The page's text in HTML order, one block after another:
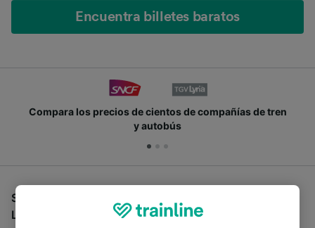
Encuentra billetes baratos
Compara los precios de cientos de compañías de tren
y autobús
Si estás buscando autobuses de Angers St-Laud a
Lorient, estás en el sitio adecuado.